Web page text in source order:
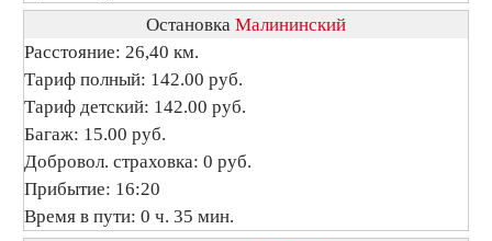
Остановка Малининский
Расстояние: 26,40 км.
Тариф полный: 142.00 руб.
Тариф детский: 142.00 руб.
Багаж: 15.00 руб.
Добровол. страховка: 0 руб.
Прибытие: 16:20
Время в пути: 0 ч. 35 мин.